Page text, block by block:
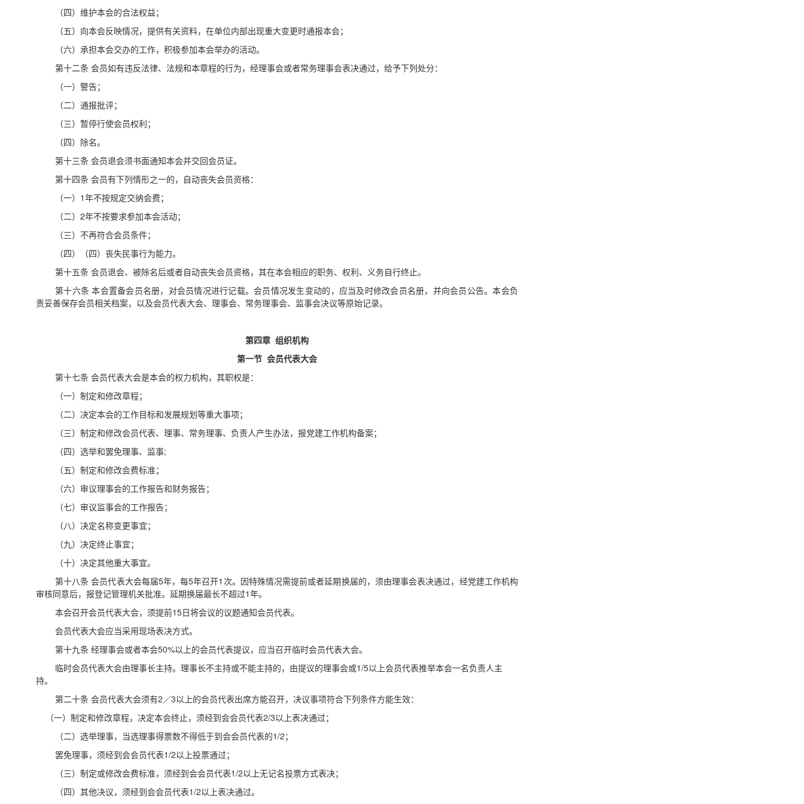
（四）维护本会的合法权益；
（五）向本会反映情况，提供有关资料，在单位内部出现重大变更时通报本会；
（六）承担本会交办的工作，积极参加本会举办的活动。
第十二条 会员如有违反法律、法规和本章程的行为，经理事会或者常务理事会表决通过，给予下列处分：
（一）警告；
（二）通报批评；
（三）暂停行使会员权利；
（四）除名。
第十三条 会员退会须书面通知本会并交回会员证。
第十四条 会员有下列情形之一的，自动丧失会员资格：
（一）1年不按规定交纳会费；
（二）2年不按要求参加本会活动；
（三）不再符合会员条件；
（四）（四）丧失民事行为能力。
第十五条 会员退会、被除名后或者自动丧失会员资格，其在本会相应的职务、权利、义务自行终止。
第十六条本会置备会员名册，对会员情况进行记载。会员情况发生变动的，应当及时修改会员名册，并向会员公告。本会负
责妥善保存会员相关档案，以及会员代表大会、理事会、常务理事会、监事会决议等原始记录。
第四章 组织机构
第一节 会员代表大会
第十七条 会员代表大会是本会的权力机构，其职权是：
（一）制定和修改章程；
（二）决定本会的工作目标和发展规划等重大事项；
（三）制定和修改会员代表、理事、常务理事、负责人产生办法，报党建工作机构备案；
（四） 选举和罢免理事、监事;
（五）制定和修改会费标准；
（六）审议理事会的工作报告和财务报告；
（七）审议监事会的工作报告；
（八）决定名称变更事宜；
（九）决定终止事宜；
（十）决定其他重大事宜。
第十八条会员代表大会每届5年，每5年召开1次。因特殊情况需提前或者延期换届的，须由理事会表决通过，经党建工作机构
审核同意后，报登记管理机关批准。延期换届最长不超过1年。
本会召开会员代表大会，须提前15日将会议的议题通知会员代表。
会员代表大会应当采用现场表决方式。
第十九条 经理事会或者本会50%以上的会员代表提议，应当召开临时会员代表大会。
临时会员代表大会由理事长主持。理事长不主持或不能主持的，由提议的理事会或1/5以上会员代表推举本会一名负责人主
持。
第二十条 会员代表大会须有2／3以上的会员代表出席方能召开，决议事项符合下列条件方能生效：
（一）制定和修改章程，决定本会终止，须经到会会员代表2/3以上表决通过；
（二） 选举理事，当选理事得票数不得低于到会会员代表的1/2；
罢免理事，须经到会会员代表1/2以上投票通过；
（三）制定或修改会费标准，须经到会会员代表1/2以上无记名投票方式表决；
（四）其他决议，须经到会会员代表1/2以上表决通过。